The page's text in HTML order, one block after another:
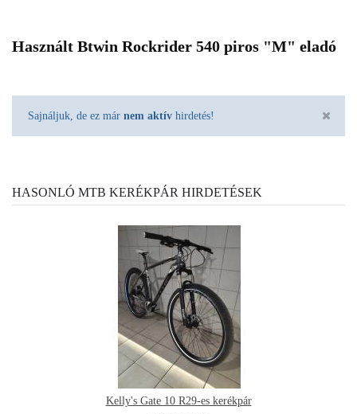
Használt Btwin Rockrider 540 piros "M" eladó
Sajnáljuk, de ez már nem aktív hirdetés!
HASONLÓ MTB KERÉKPÁR HIRDETÉSEK
Kelly's Gate 10 R29-es kerékpár